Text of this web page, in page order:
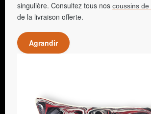
singulière. Consultez tous nos coussins de
de la livraison offerte.
Agrandir